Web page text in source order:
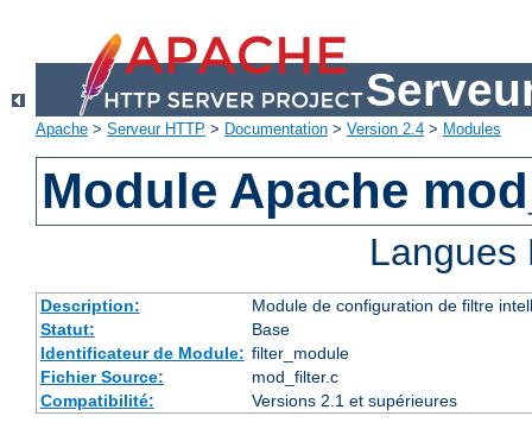
Apache > Serveur HTTP > Documentation > Version 2.4 > Modules
Module Apache
Description:
Module de configuration de filtre
Statut:
Base
Identificateur de Module: filter_module
Fichier Source:
mod_filter.c
Compatibilité:
Versions 2.1 et supérieures